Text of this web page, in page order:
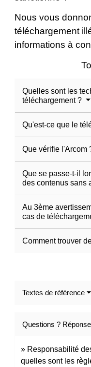
Nous vous
téléchargement
informations à
Quelles sont les
téléchargement ?
Qu'est-ce que le
Que vérifie l'Arcom
Que se passe-t-il
des contenus sans
Au 3ème
cas de
Comment trouver
Textes de référence
Questions ?
Responsabilité
quelles sont les